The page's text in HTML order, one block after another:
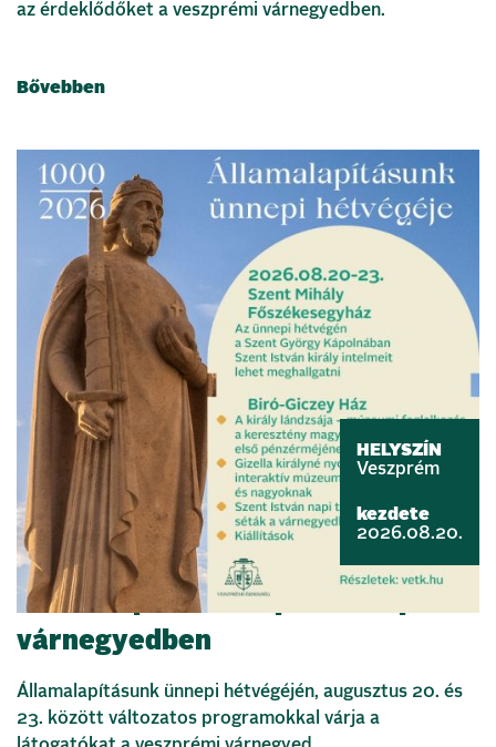
az érdeklődőket a veszprémi várnegyedben.
Bővebben
HELYSZÍN
Veszprém
kezdete
2026.08.20.
Államalapítás ünnepe a veszprémi
várnegyedben
Államalapításunk ünnepi hétvégéjén, augusztus 20. és
23. között változatos programokkal várja a